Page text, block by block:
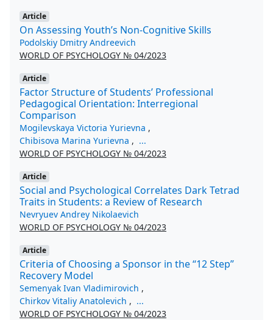
Article
On Assessing Youth’s Non-Cognitive Skills
Podolskiy Dmitry Andreevich
WORLD OF PSYCHOLOGY № 04/2023
Article
Factor Structure of Students’ Professional
Pedagogical Orientation: Interregional
Comparison
Mogilevskaya Victoria Yurievna ,
Chibisova Marina Yurievna , ...
WORLD OF PSYCHOLOGY № 04/2023
Article
Social and Psychological Сorrelates Dark Tetrad
Traits in Students: a Review of Research
Nevryuev Andrey Nikolaevich
WORLD OF PSYCHOLOGY № 04/2023
Article
Criteria of Choosing a Sponsor in the “12 Step”
Recovery Model
Semenyak Ivan Vladimirovich ,
Chirkov Vitaliy Anatolevich , ...
WORLD OF PSYCHOLOGY № 04/2023